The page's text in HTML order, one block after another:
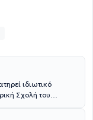
ιδιωτικό
Σχολή του
στην Ιταλία.